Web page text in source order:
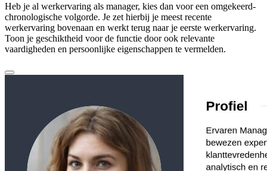
Heb je al werkervaring als manager, kies dan voor een omgekeerd-
chronologische volgorde. Je zet hierbij je meest recente
werkervaring bovenaan en werkt terug naar je eerste werkervaring.
Toon je geschiktheid voor de functie door ook relevante
vaardigheden en persoonlijke eigenschappen te vermelden.